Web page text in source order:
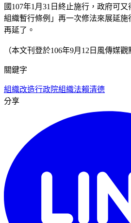
國107年1月31日終止施行，政府可
組織暫行條例」再一次修法來展延
再延了。
（本文刊登於106年9月12日風傳媒觀
關鍵字
組織改造行政院組織法賴清德
分享